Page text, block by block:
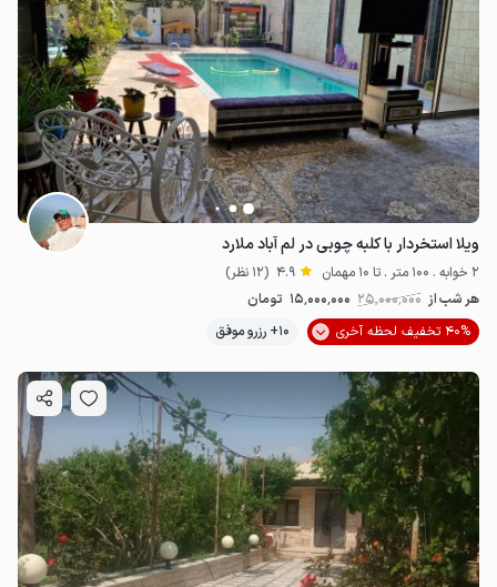
ویلا استخردار با کلبه چوبی در لم آباد ملارد
2 خوابه . 100 متر . تا 10 مهمان 4.9 (12 نظر)
هر شب از 25٬000٬000 15٬000٬000 تومان
40% تخفیف لحظه آخری
10+ رزرو موفق